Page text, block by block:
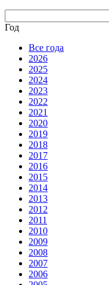
Год
Все года
2026
2025
2024
2023
2022
2021
2020
2019
2018
2017
2016
2015
2014
2013
2012
2011
2010
2009
2008
2007
2006